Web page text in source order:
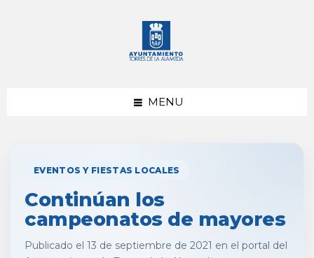
MENU
EVENTOS Y FIESTAS LOCALES
Continúan los
campeonatos de mayores
Publicado el 13 de septiembre de 2021 en el portal del